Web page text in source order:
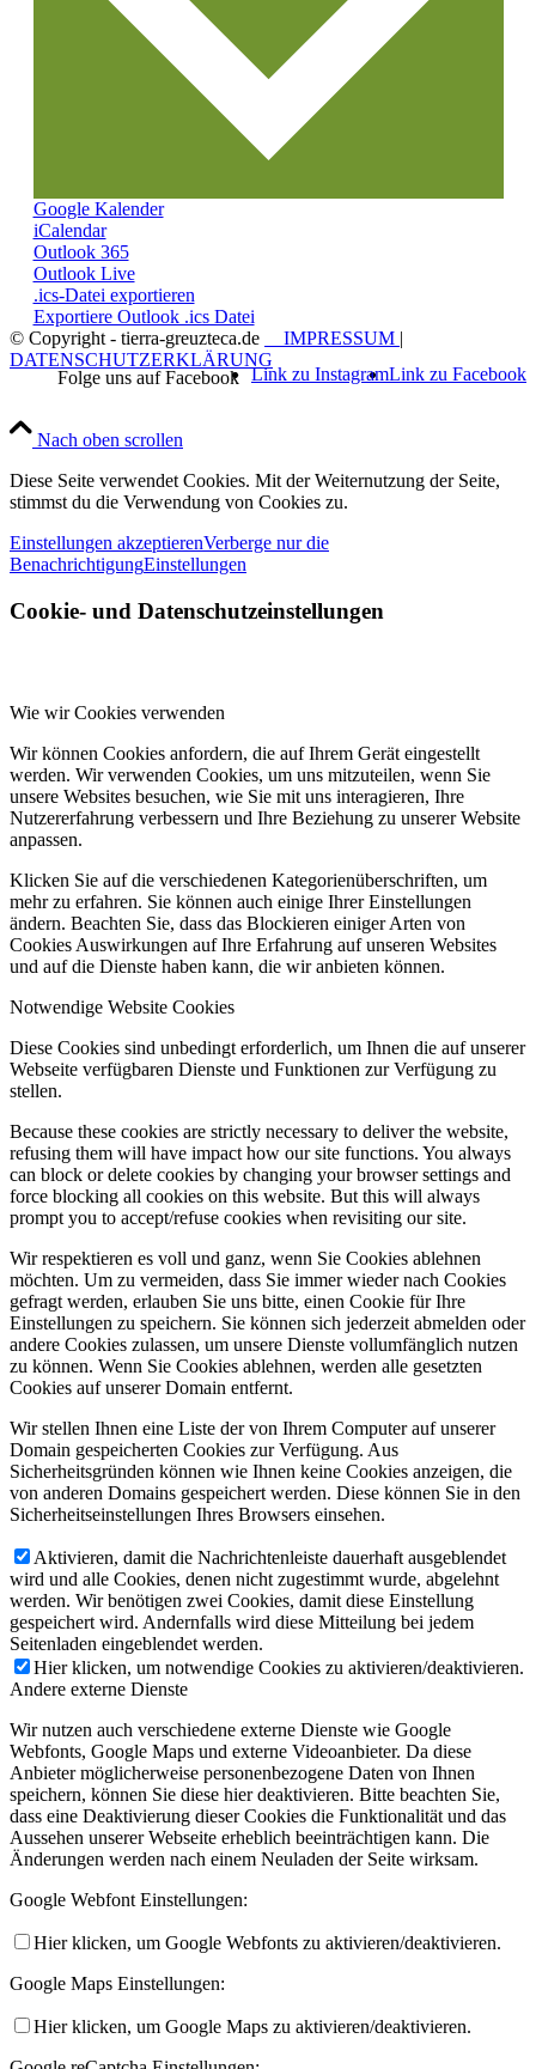
Google Kalender
iCalendar
Outlook 365
Outlook Live
.ics-Datei exportieren
Exportiere Outlook .ics Datei
© Copyright - tierra-greuzteca.de
IMPRESSUM |
DATENSCHUTZERKLÄRUNG
Link zu Facebook
Link zu Instagram
Nach oben scrollen
Diese Seite verwendet Cookies. Mit der Weiternutzung der Seite,
stimmst du die Verwendung von Cookies zu.
Einstellungen akzeptierenVerberge nur die
BenachrichtigungEinstellungen
Cookie- und Datenschutzeinstellungen
Wie wir Cookies verwenden
Wir können Cookies anfordern, die auf Ihrem Gerät eingestellt
werden. Wir verwenden Cookies, um uns mitzuteilen, wenn Sie
unsere Websites besuchen, wie Sie mit uns interagieren, Ihre
Nutzererfahrung verbessern und Ihre Beziehung zu unserer Website
anpassen.
Klicken Sie auf die verschiedenen Kategorienüberschriften, um
mehr zu erfahren. Sie können auch einige Ihrer Einstellungen
ändern. Beachten Sie, dass das Blockieren einiger Arten von
Cookies Auswirkungen auf Ihre Erfahrung auf unseren Websites
und auf die Dienste haben kann, die wir anbieten können.
Notwendige Website Cookies
Diese Cookies sind unbedingt erforderlich, um Ihnen die auf unserer
Webseite verfügbaren Dienste und Funktionen zur Verfügung zu
stellen.
Because these cookies are strictly necessary to deliver the website,
refusing them will have impact how our site functions. You always
can block or delete cookies by changing your browser settings and
force blocking all cookies on this website. But this will always
prompt you to accept/refuse cookies when revisiting our site.
Wir respektieren es voll und ganz, wenn Sie Cookies ablehnen
möchten. Um zu vermeiden, dass Sie immer wieder nach Cookies
gefragt werden, erlauben Sie uns bitte, einen Cookie für Ihre
Einstellungen zu speichern. Sie können sich jederzeit abmelden oder
andere Cookies zulassen, um unsere Dienste vollumfänglich nutzen
zu können. Wenn Sie Cookies ablehnen, werden alle gesetzten
Cookies auf unserer Domain entfernt.
Wir stellen Ihnen eine Liste der von Ihrem Computer auf unserer
Domain gespeicherten Cookies zur Verfügung. Aus
Sicherheitsgründen können wie Ihnen keine Cookies anzeigen, die
von anderen Domains gespeichert werden. Diese können Sie in den
Sicherheitseinstellungen Ihres Browsers einsehen.
Aktivieren, damit die Nachrichtenleiste dauerhaft ausgeblendet
wird und alle Cookies, denen nicht zugestimmt wurde, abgelehnt
werden. Wir benötigen zwei Cookies, damit diese Einstellung
gespeichert wird. Andernfalls wird diese Mitteilung bei jedem
Seitenladen eingeblendet werden.
Hier klicken, um notwendige Cookies zu aktivieren/deaktivieren.
Andere externe Dienste
Wir nutzen auch verschiedene externe Dienste wie Google
Webfonts, Google Maps und externe Videoanbieter. Da diese
Anbieter möglicherweise personenbezogene Daten von Ihnen
speichern, können Sie diese hier deaktivieren. Bitte beachten Sie,
dass eine Deaktivierung dieser Cookies die Funktionalität und das
Aussehen unserer Webseite erheblich beeinträchtigen kann. Die
Änderungen werden nach einem Neuladen der Seite wirksam.
Google Webfont Einstellungen:
Hier klicken, um Google Webfonts zu aktivieren/deaktivieren.
Google Maps Einstellungen:
Hier klicken, um Google Maps zu aktivieren/deaktivieren.